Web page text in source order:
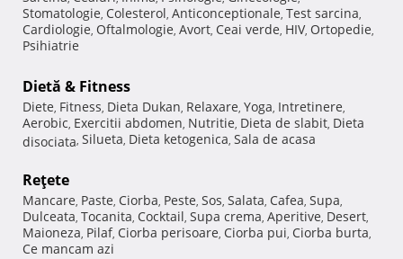
Stomatologie, Colesterol, Anticonceptionale, Test sarcina,
Cardiologie, Oftalmologie, Avort, Ceai verde, HIV, Ortopedie,
Psihiatrie
Dietă & Fitness
Diete, Fitness, Dieta Dukan, Relaxare, Yoga, Intretinere,
Aerobic, Exercitii abdomen, Nutritie, Dieta de slabit, Dieta
disociata, Silueta, Dieta ketogenica, Sala de acasa
Reţete
Mancare, Paste, Ciorba, Peste, Sos, Salata, Cafea, Supa,
Dulceata, Tocanita, Cocktail, Supa crema, Aperitive, Desert,
Maioneza, Pilaf, Ciorba perisoare, Ciorba pui, Ciorba burta,
Ce mancam azi